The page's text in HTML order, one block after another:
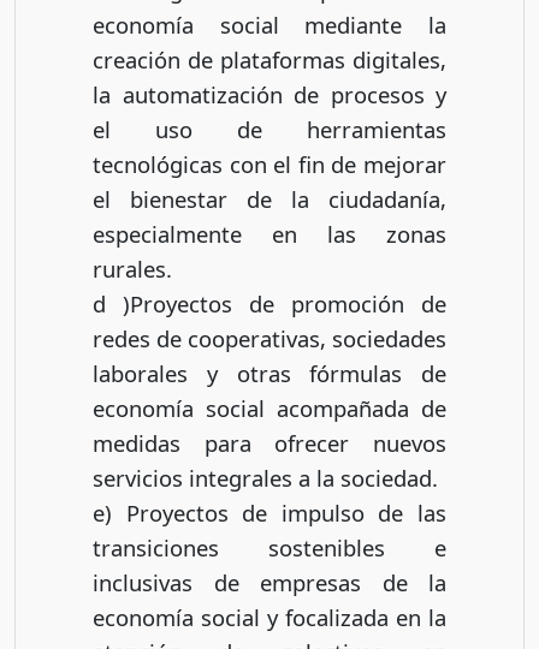
economía social mediante la
creación de plataformas digitales,
la automatización de procesos y
el uso de herramientas
tecnológicas con el fin de mejorar
el bienestar de la ciudadanía,
especialmente en las zonas
rurales.
d )Proyectos de promoción de
redes de cooperativas, sociedades
laborales y otras fórmulas de
economía social acompañada de
medidas para ofrecer nuevos
servicios integrales a la sociedad.
e) Proyectos de impulso de las
transiciones sostenibles e
inclusivas de empresas de la
economía social y focalizada en la